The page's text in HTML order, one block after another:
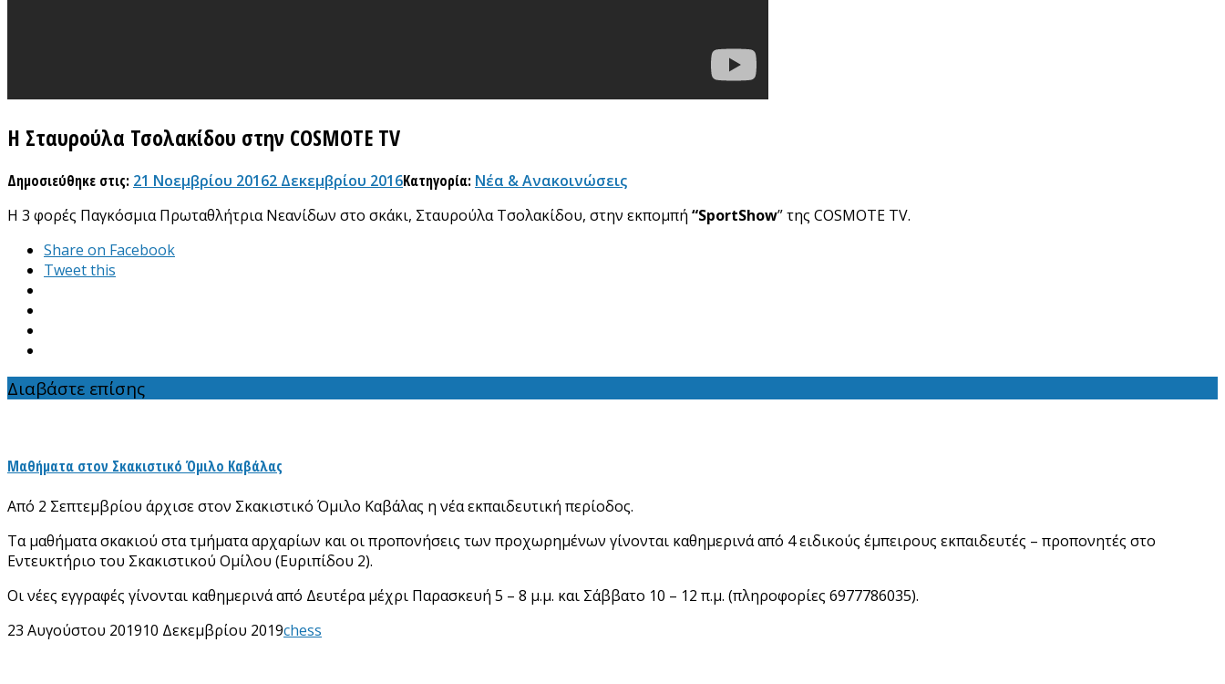
H Σταυρούλα Τσολακίδου στην COSMOTE TV
Δημοσιεύθηκε στις: 21 Νοεμβρίου 20162 Δεκεμβρίου 2016Κατηγορία: Νέα & Ανακοινώσεις
Η 3 φορές Παγκόσμια Πρωταθλήτρια Νεανίδων στο σκάκι, Σταυρούλα Τσολακίδου, στην εκπομπή “SportShow” της COSMOTE TV.
Share on Facebook
Tweet this
Διαβάστε επίσης
Μαθήματα στον Σκακιστικό Όμιλο Καβάλας
Από 2 Σεπτεμβρίου άρχισε στον Σκακιστικό Όμιλο Καβάλας η νέα εκπαιδευτική περίοδος.
Τα μαθήματα σκακιού στα τμήματα αρχαρίων και οι προπονήσεις των προχωρημένων γίνονται καθημερινά από 4 ειδικούς έμπειρους εκπαιδευτές – προπονητές στο
Εντευκτήριο του Σκακιστικού Ομίλου (Ευριπίδου 2).
Οι νέες εγγραφές γίνονται καθημερινά από Δευτέρα μέχρι Παρασκευή 5 – 8 μ.μ. και Σάββατο 10 – 12 π.μ. (πληροφορίες 6977786035).
23 Αυγούστου 201910 Δεκεμβρίου 2019chess